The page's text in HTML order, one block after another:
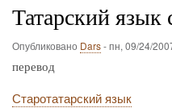
Татарский язык
Опубликовано Dars-пн, 09/24/
перевод
Старотатарский язык